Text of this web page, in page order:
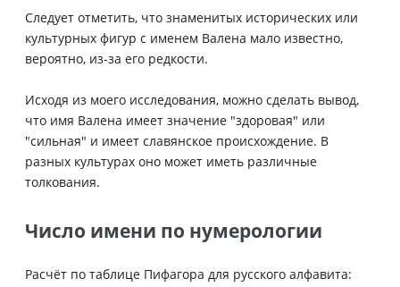
Следует отметить, что знаменитых исторических или
культурных фигур с именем Валена мало известно,
вероятно, из-за его редкости.
Исходя из моего исследования, можно сделать вывод,
что имя Валена имеет значение "здоровая" или
"сильная" и имеет славянское происхождение. В
разных культурах оно может иметь различные
толкования.
Число имени по нумерологии
Расчёт по таблице Пифагора для русского алфавита: